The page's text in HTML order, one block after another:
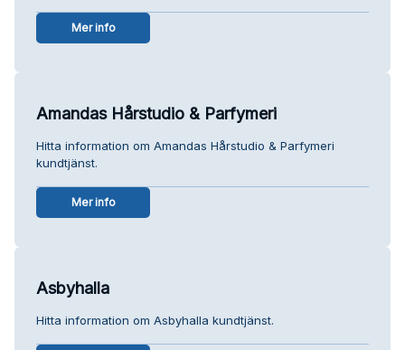
Mer info
Amandas Hårstudio & Parfymeri
Hitta information om Amandas Hårstudio & Parfymeri
kundtjänst.
Mer info
Asbyhalla
Hitta information om Asbyhalla kundtjänst.